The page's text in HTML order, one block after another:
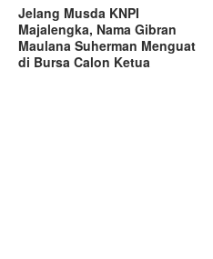
Jelang Musda KNPI
Majalengka, Nama Gibran
Maulana Suherman Menguat
di Bursa Calon Ketua